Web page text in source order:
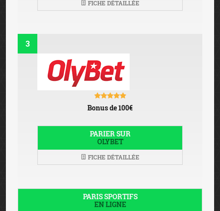
FICHE DÉTAILLÉE
3
Bonus de 100€
PARIER SUR
OLYBET
FICHE DÉTAILLÉE
PARIS SPORTIFS
EN LIGNE